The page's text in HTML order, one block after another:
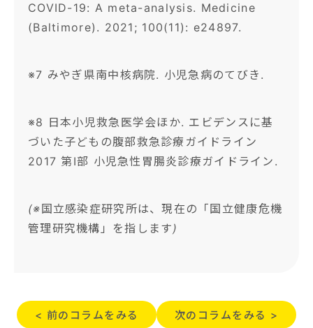
COVID-19: A meta-analysis. Medicine
(Baltimore). 2021; 100(11): e24897.
※7 みやぎ県南中核病院. 小児急病のてびき.
※8 日本小児救急医学会ほか. エビデンスに基
づいた子どもの腹部救急診療ガイドライン
2017 第Ⅰ部 小児急性胃腸炎診療ガイドライン.
(※国立感染症研究所は、現在の「国立健康危機
管理研究機構」を指します)
< 前のコラムをみる 次のコラムをみる >